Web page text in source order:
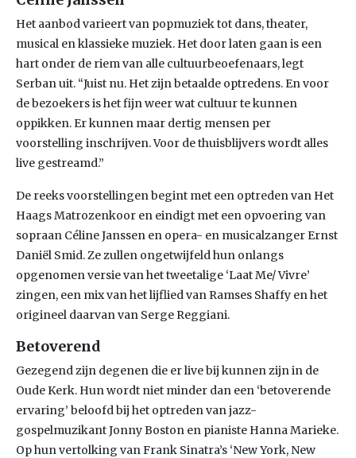
Het aanbod varieert van popmuziek tot dans, theater,
musical en klassieke muziek. Het door laten gaan is een
hart onder de riem van alle cultuurbeoefenaars, legt
Serban uit. “Juist nu. Het zijn betaalde optredens. En voor
de bezoekers is het fijn weer wat cultuur te kunnen
oppikken. Er kunnen maar dertig mensen per
voorstelling inschrijven. Voor de thuisblijvers wordt alles
live gestreamd.”
De reeks voorstellingen begint met een optreden van Het
Haags Matrozenkoor en eindigt met een opvoering van
sopraan Céline Janssen en opera- en musicalzanger Ernst
Daniël Smid. Ze zullen ongetwijfeld hun onlangs
opgenomen versie van het tweetalige ‘Laat Me/ Vivre’
zingen, een mix van het lijflied van Ramses Shaffy en het
origineel daarvan van Serge Reggiani.
Betoverend
Gezegend zijn degenen die er live bij kunnen zijn in de
Oude Kerk. Hun wordt niet minder dan een ‘betoverende
ervaring’ beloofd bij het optreden van jazz-
gospelmuzikant Jonny Boston en pianiste Hanna Marieke.
Op hun vertolking van Frank Sinatra’s ‘New York, New